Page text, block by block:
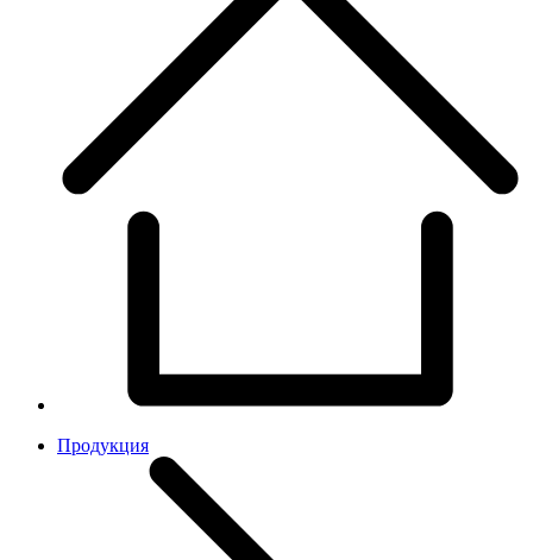
Продукция